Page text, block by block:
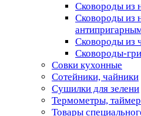
Сковороды из
Сковороды из
Сковороды из
Сковороды-
Совки кухонные
Сотейники, чайники
Сушилки для зелени
Термометры,
Товары